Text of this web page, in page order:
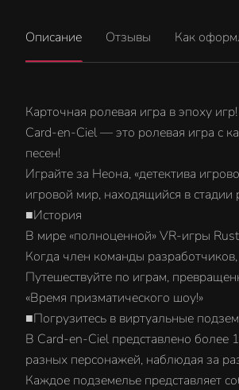
Описание Отзывы Как
Карточная ролевая игра в эпоху игр!
Card-en-Ciel — это ролевая игра с
песен!
Играйте за Неона, «детектива
игровой мир, находящийся в стадии
■История
В мире «полноценной» VR-игры
Когда член команды
Путешествуйте по играм,
«Время призматического шоу!»
■Погрузитесь в виртуальные
В Card-en-Ciel представлено более
разных персонажей, наблюдая за
Каждое подземелье представляет